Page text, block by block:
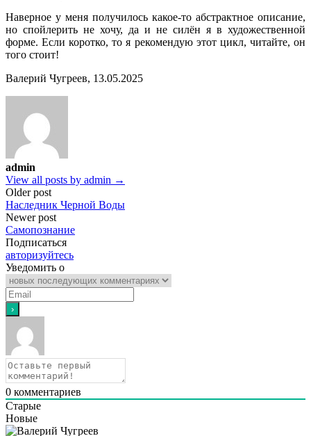
Наверное у меня получилось какое-то абстрактное описание,
но спойлерить не хочу, да и не силён я в художественной
форме. Если коротко, то я рекомендую этот цикл, читайте, он
того стоит!
Валерий Чугреев, 13.05.2025
admin
View all posts by admin →
Post
navigation
Older post
Наследник Черной Воды
Newer post
Самопознание
Подписаться
авторизуйтесь
Уведомить о
0 комментариев
Старые
Новые